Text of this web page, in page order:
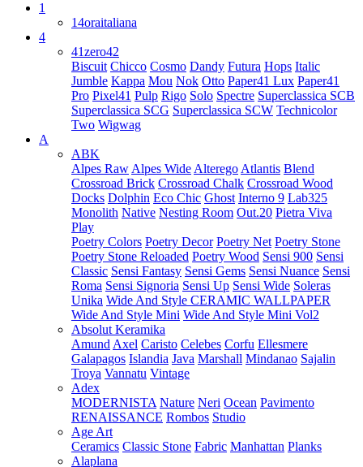
1
14oraitaliana
4
41zero42
Biscuit Chicco Cosmo Dandy Futura Hops Italic
Jumble Kappa Mou Nok Otto Paper41 Lux Paper41
Pro Pixel41 Pulp Rigo Solo Spectre Superclassica SCB
Superclassica SCG Superclassica SCW Technicolor
Two Wigwag
A
ABK
Alpes Raw Alpes Wide Alterego Atlantis Blend
Crossroad Brick Crossroad Chalk Crossroad Wood
Docks Dolphin Eco Chic Ghost Interno 9 Lab325
Monolith Native Nesting Room Out.20 Pietra Viva
Play
Poetry Colors Poetry Decor Poetry Net Poetry Stone
Poetry Stone Reloaded Poetry Wood Sensi 900 Sensi
Classic Sensi Fantasy Sensi Gems Sensi Nuance Sensi
Roma Sensi Signoria Sensi Up Sensi Wide Soleras
Unika Wide And Style CERAMIC WALLPAPER
Wide And Style Mini Wide And Style Mini Vol2
Absolut Keramika
Amund Axel Caristo Celebes Corfu Ellesmere
Galapagos Islandia Java Marshall Mindanao Sajalin
Troya Vannatu Vintage
Adex
MODERNISTA Nature Neri Ocean Pavimento
RENAISSANCE Rombos Studio
Age Art
Ceramics Classic Stone Fabric Manhattan Planks
Alaplana